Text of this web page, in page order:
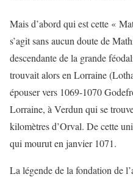
Mais d’abord qui est cette «
s’agit sans aucun doute de
descendante de la grande
trouvait alors en Lorraine
épouser vers 1069-1070
Lorraine, à Verdun qui se
kilomètres d’Orval. De cette
qui mourut en janvier 1071.
La légende de la fondation de